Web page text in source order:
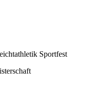
Sportfest